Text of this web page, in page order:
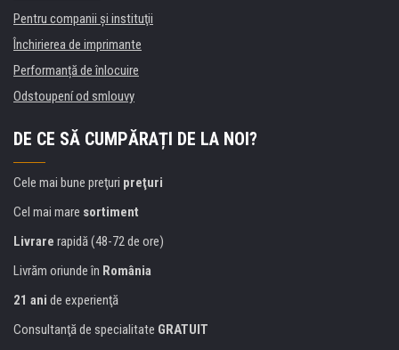
Pentru companii și instituţii
Închirierea de imprimante
Performanță de înlocuire
Odstoupení od smlouvy
DE CE SĂ CUMPĂRAȚI DE LA NOI?
Cele mai bune preţuri preţuri
Cel mai mare sortiment
Livrare rapidă (48-72 de ore)
Livrăm oriunde în România
21 ani de experienţă
Consultanţă de specialitate GRATUIT